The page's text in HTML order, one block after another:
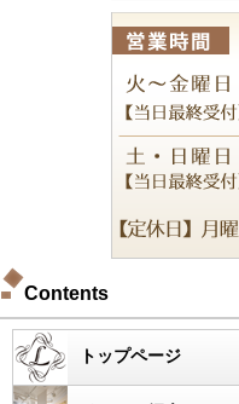
Contents
トップページ